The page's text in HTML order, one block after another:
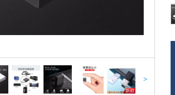
>